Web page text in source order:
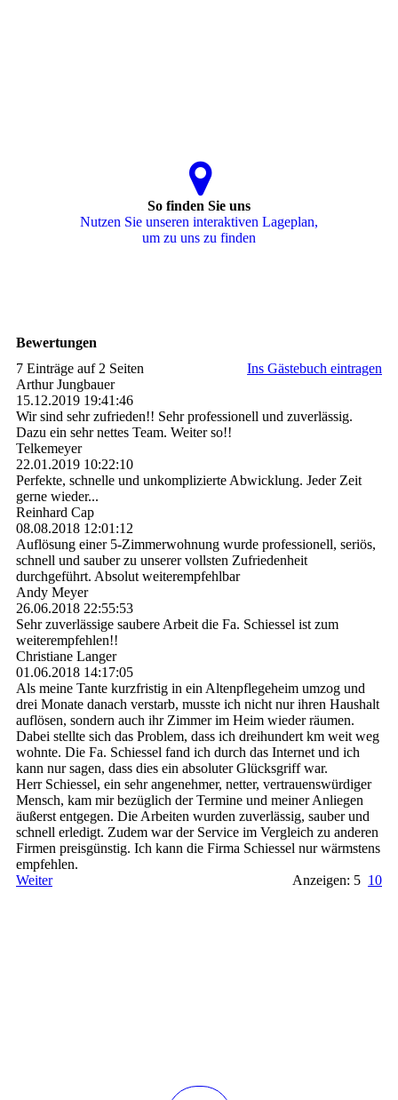
So finden Sie uns
Nutzen Sie unseren interaktiven La­ge­plan,
um zu uns zu finden
Bewertungen
7 Einträge auf 2 Seiten
Ins Gästebuch eintragen
Arthur Jungbauer
15.12.2019 19:41:46
Wir sind sehr zufrieden!! Sehr professionell und zuverlässig.
Dazu ein sehr nettes Team. Weiter so!!
Telkemeyer
22.01.2019 10:22:10
Perfekte, schnelle und unkomplizierte Abwicklung. Jeder Zeit
gerne wieder...
Reinhard Cap
08.08.2018 12:01:12
Auflösung einer 5-Zimmerwohnung wurde professionell, seriös,
schnell und sauber zu unserer vollsten Zufriedenheit
durchgeführt. Absolut weiterempfehlbar
Andy Meyer
26.06.2018 22:55:53
Sehr zuverlässige saubere Arbeit die Fa. Schiessel ist zum
weiterempfehlen!!
Christiane Langer
01.06.2018 14:17:05
Als meine Tante kurzfristig in ein Altenpflegeheim umzog und
drei Monate danach verstarb, musste ich nicht nur ihren Haushalt
auflösen, sondern auch ihr Zimmer im Heim wieder räumen.
Dabei stellte sich das Problem, dass ich dreihundert km weit weg
wohnte. Die Fa. Schiessel fand ich durch das Internet und ich
kann nur sagen, dass dies ein absoluter Glücksgriff war.
Herr Schiessel, ein sehr angenehmer, netter, vertrauenswürdiger
Mensch, kam mir bezüglich der Termine und meiner Anliegen
äußerst entgegen. Die Arbeiten wurden zuverlässig, sauber und
schnell erledigt. Zudem war der Service im Vergleich zu anderen
Firmen preisgünstig. Ich kann die Firma Schiessel nur wärmstens
empfehlen.
Weiter
Anzeigen: 5 10